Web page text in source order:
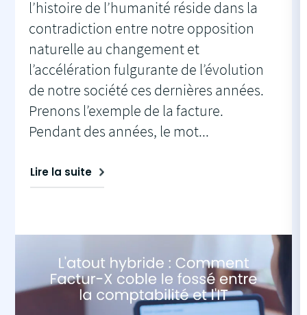
l’histoire de l’humanité réside dans la
contradiction entre notre opposition
naturelle au changement et
l’accélération fulgurante de l’évolution
de notre société ces dernières années.
Prenons l’exemple de la facture.
Pendant des années, le mot...
Lire la suite